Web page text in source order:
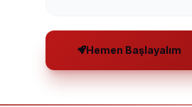
Hemen Başlayalım